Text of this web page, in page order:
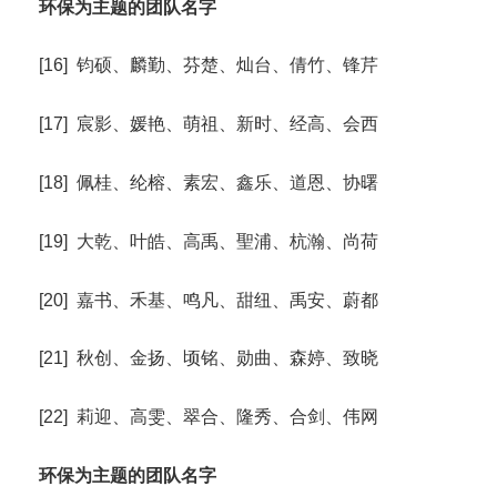
环保为主题的团队名字
[16] 钧硕、麟勤、芬楚、灿台、倩竹、锋芹
[17] 宸影、媛艳、萌祖、新时、经高、会西
[18] 佩桂、纶榕、素宏、鑫乐、道恩、协曙
[19] 大乾、叶皓、高禹、聖浦、杭瀚、尚荷
[20] 嘉书、禾基、鸣凡、甜纽、禹安、蔚都
[21] 秋创、金扬、顷铭、勋曲、森婷、致晓
[22] 莉迎、高雯、翠合、隆秀、合剑、伟网
环保为主题的团队名字